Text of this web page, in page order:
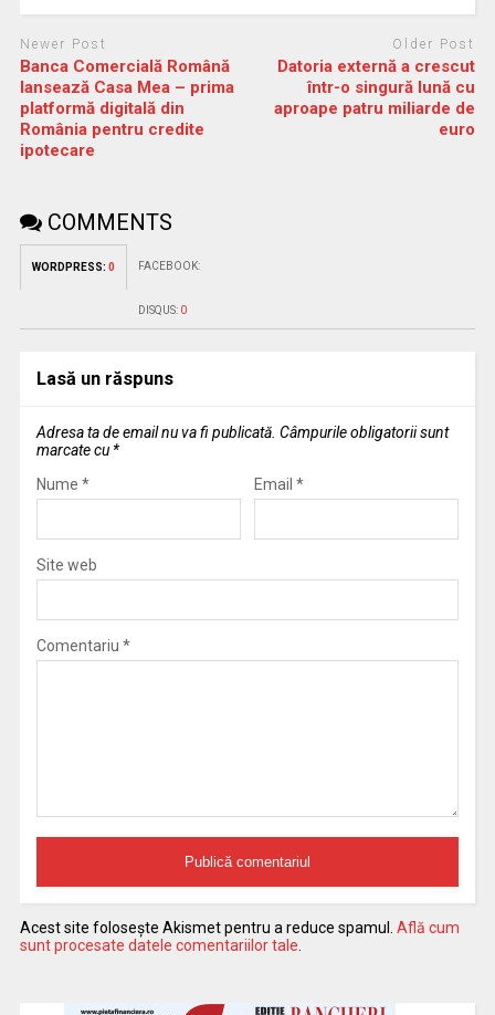
Newer Post
Banca Comercială Română
lansează Casa Mea – prima
platformă digitală din
România pentru credite
ipotecare
Older Post
Datoria externă a crescut
într-o singură lună cu
aproape patru miliarde de
euro
COMMENTS
WORDPRESS: 0 FACEBOOK:
DISQUS: 0
Lasă un răspuns
Adresa ta de email nu va fi publicată. Câmpurile obligatorii sunt
marcate cu *
Nume * Email *
Site web
Comentariu *
Acest site folosește Akismet pentru a reduce spamul. Află cum
sunt procesate datele comentariilor tale.